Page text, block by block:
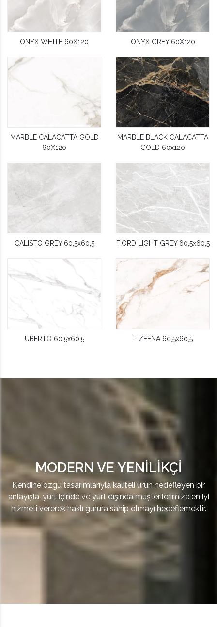
ONYX WHITE 60X120 ONYX GREY 60X120
MARBLE CALACATTA GOLD
60X120
MARBLE BLACK CALACATTA
GOLD 60x120
CALISTO GREY 60,5x60,5 FIORD LIGHT GREY 60,5x60,5
UBERTO 60,5x60,5 TIZEENA 60,5x60,5
MODERN VE YENİLİKÇİ
Kendine özgü tasarımlarıyla kaliteli ürün hedefleyen bir
anlayışla, yurt içinde ve yurt dışında müşterilerimize en iyi
hizmeti vererek haklı gurura sahip olmayı hedeflemektir.